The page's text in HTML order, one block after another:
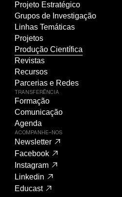
Projeto Estratégico
Grupos de Investigação
Linhas Temáticas
Projetos
Produção Científica
Revistas
Recursos
Parcerias e Redes
TRANSFERÊNCIA
Formação
Comunicação
Agenda
ACOMPANHE-NOS
Newsletter
Facebook
Instagram
Linkedin
Educast